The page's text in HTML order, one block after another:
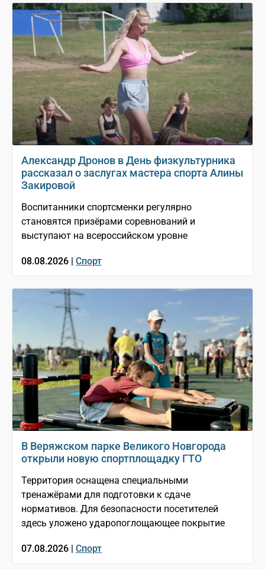
Александр Дронов в День физкультурника
рассказал о заслугах мастера спорта Алины
Закировой
Воспитанники спортсменки регулярно
становятся призёрами соревнований и
выступают на всероссийском уровне
08.08.2026 | Спорт
В Веряжском парке Великого Новгорода
открыли новую спортплощадку ГТО
Территория оснащена специальными
тренажёрами для подготовки к сдаче
нормативов. Для безопасности посетителей
здесь уложено ударопоглощающее покрытие
07.08.2026 | Спорт